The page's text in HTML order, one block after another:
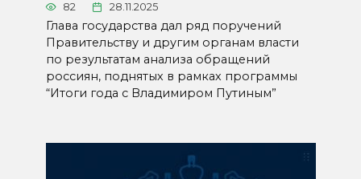
82 28.11.2025
Глава государства дал ряд поручений
Правительству и другим органам власти
по результатам анализа обращений
россиян, поднятых в рамках программы
“Итоги года с Владимиром Путиным”